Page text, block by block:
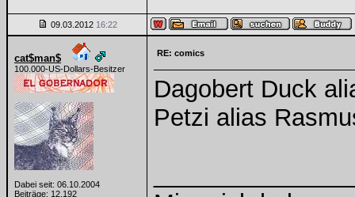
09.03.2012 16:22
cat$man$
100.000-US-Dollars-Besitzer
Dabei seit: 06.10.2004
Beiträge: 12.192
RE: comics
Dagobert Duck
Petzi alias